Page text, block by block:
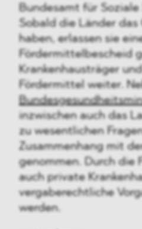
Bundesamt für
Sobald die Länder
haben, erlassen sie
Fördermittelbescheid
Krankenhausträger
Fördermittel weiter.
inzwischen auch das
zu wesentlichen
Zusammenhang mit
genommen. Durch die
auch private
vergaberechtliche
werden.